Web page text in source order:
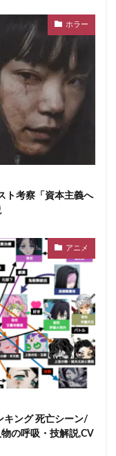
ホラー
ト考察「資本主義へ
アニメ
キング 死亡シーン/
の呼吸・技解説,CV